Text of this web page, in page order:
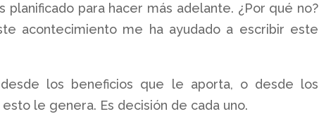
para hacer más adelante. ¿Por qué no?
acontecimiento me ha ayudado a escribir este
los beneficios que le aporta, o desde los
le genera. Es decisión de cada uno.